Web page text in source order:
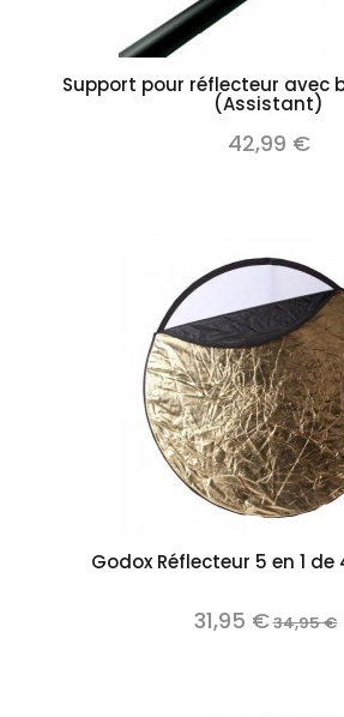
Support pour réflecteur avec
(Assistant)
42,99 €
Godox Réflecteur 5 en 1 de
31,95 €34,95 €